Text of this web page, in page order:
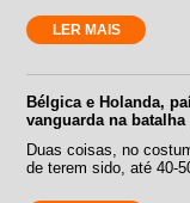
LER MAIS
Bélgica e Holanda,
vanguarda na
Duas coisas, no
de terem sido, até 40-